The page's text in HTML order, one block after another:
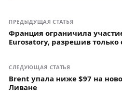
ПРЕДЫДУЩАЯ СТАТЬЯ
Франция ограничила
Eurosatory, разрешив
СЛЕДУЮЩАЯ СТАТЬЯ
Brent упала ниже $97 на
Ливане